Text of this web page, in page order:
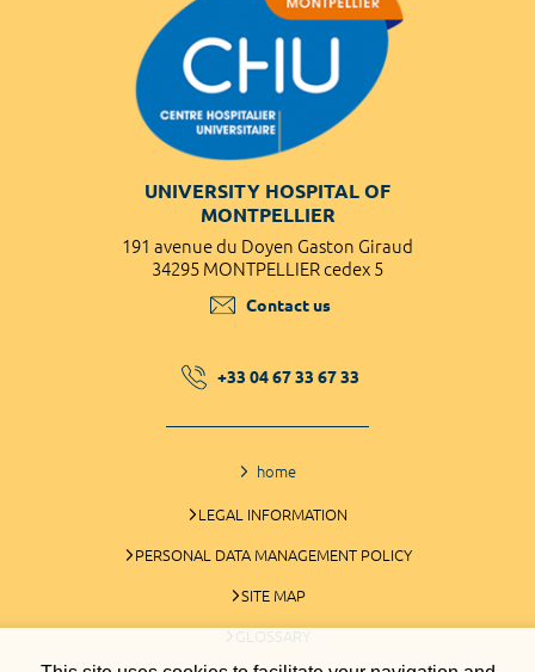
UNIVERSITY HOSPITAL OF
MONTPELLIER
191 avenue du Doyen Gaston Giraud
34295 MONTPELLIER cedex 5
Contact us
+33 04 67 33 67 33
home
LEGAL INFORMATION
PERSONAL DATA MANAGEMENT POLICY
SITE MAP
GLOSSARY